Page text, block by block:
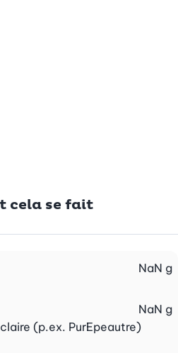
cela se fait
NaN g
claire (p.ex. PurEpeautre)
NaN g